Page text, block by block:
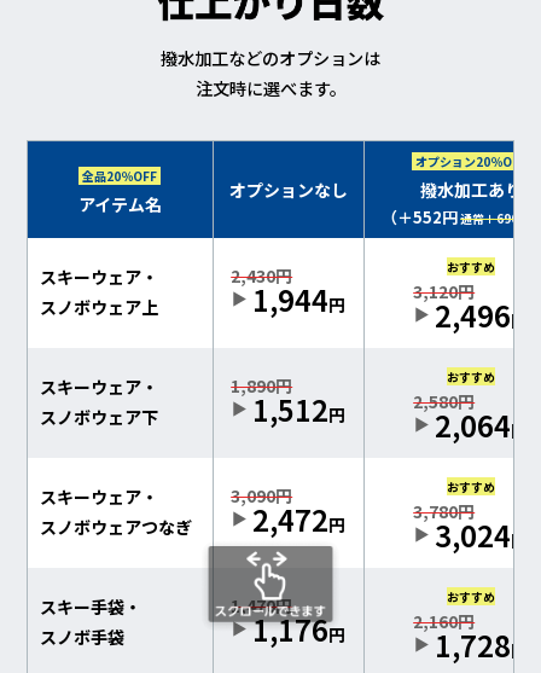
撥水加工などのオプションは
注文時に選べます。
全品20％OFF
アイテム名
オプションなし
オプション20％OFF
撥水加工あり
（＋552円通常＋690円
スキーウェア・
スノボウェア上
2,430円
1,944円
おすすめ
3,120円
2,496円
スキーウェア・
スノボウェア下
1,890円
1,512円
おすすめ
2,580円
2,064円
スキーウェア・
スノボウェアつなぎ
3,090円
2,472円
おすすめ
3,780円
3,024円
スキー手袋・
スノボ手袋
1,470円
1,176円
おすすめ
2,160円
1,728円